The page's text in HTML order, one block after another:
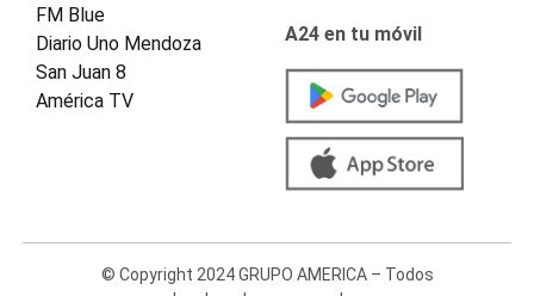
FM Blue
Diario Uno Mendoza
San Juan 8
América TV
A24 en tu móvil
© Copyright 2024 GRUPO AMERICA – Todos